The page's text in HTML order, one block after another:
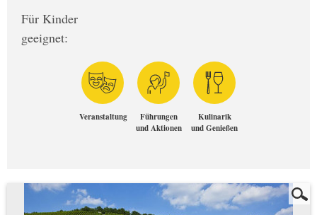
Für Kinder
geeignet:
Veranstaltung
Führungen
und Aktionen
Kulinarik
und Genießen